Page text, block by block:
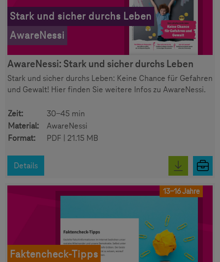
Stark und sicher durchs Leben
AwareNessi
AwareNessi: Stark und sicher durchs Leben
Stark und sicher durchs Leben: Keine Chance für Gefahren
und Gewalt! Hier finden Sie weitere Infos zu AwareNessi.
Zeit:
30-45 min
Material:
AwareNessi
Format:
PDF | 21.15 MB
Details
13-16 Jahre
Faktencheck-Tipps